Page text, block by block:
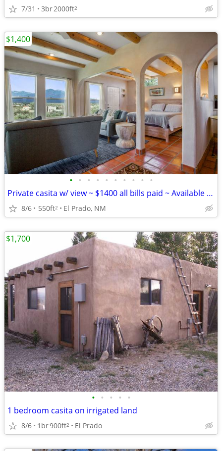
7/31 3br2000ft2
• • • • • • • • • •
Private casita w/ view ~ $1400 all bills paid ~ Available October 1st
8/6 550ft2 El Prado, NM
$1,400
• • • • •
1 bedroom casita on irrigated land
8/6 1br900ft2 El Prado
$1,700